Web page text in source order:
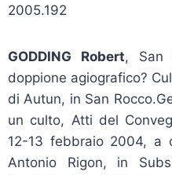
2005.192
GODDING Robert, San
doppione agiografico?
di Autun, in San
un culto, Atti del
12-13 febbraio 2004, a
Antonio Rigon, in